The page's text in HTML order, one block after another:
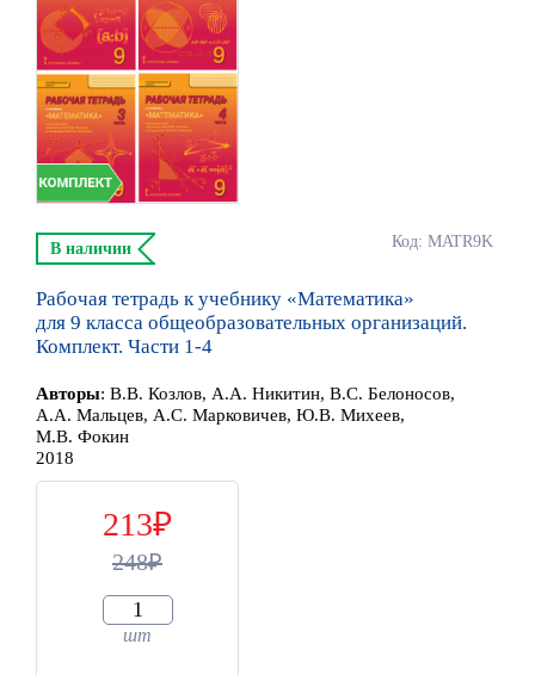
Код: MATR9K
В наличии
Рабочая тетрадь к учебнику «Математика»
для 9 класса общеобразовательных организаций.
Комплект. Части 1-4
Авторы: В.В. Козлов, А.А. Никитин, В.С. Белоносов,
А.А. Мальцев, А.С. Марковичев, Ю.В. Михеев,
М.В. Фокин
2018
213
248
шт